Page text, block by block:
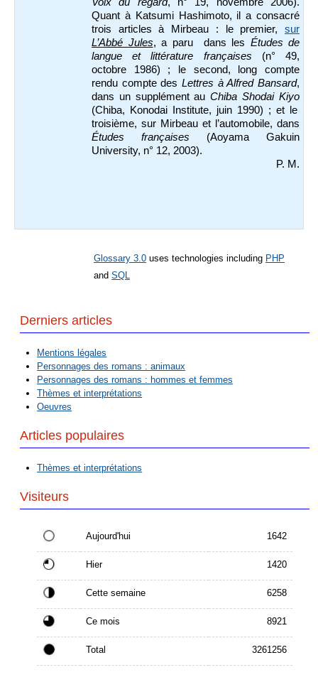
Quant à Katsumi Hashimoto, il a consacré
trois articles à Mirbeau : le premier, sur
L’Abbé Jules, a paru dans les Études de
langue et littérature françaises (n° 49,
octobre 1986) ; le second, long compte
rendu compte des Lettres à Alfred Bansard,
dans un supplément auChiba Shodai Kiyo
(Chiba, Konodai Institute, juin 1990) ; et le
troisième, sur Mirbeau et l’automobile, dans
Études françaises (Aoyama Gakuin
University, n° 12, 2003).
P. M.
Glossary 3.0 uses technologies including PHP
and SQL
Derniers articles
Mentions légales
Personnages des romans : animaux
Personnages des romans : hommes et femmes
Thèmes et interprétations
Oeuvres
Articles populaires
Thèmes et interprétations
Visiteurs
Aujourd'hui 1642
Hier 1420
Cette semaine 6258
Ce mois 8921
Total 3261256